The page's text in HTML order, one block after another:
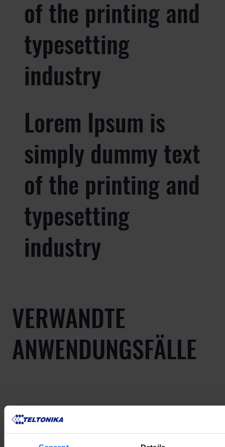
of the printing and
typesetting
industry
Lorem Ipsum is
simply dummy text
of the printing and
typesetting
industry
VERWANDTE
ANWENDUNGSFÄLLE
VERWANDTE